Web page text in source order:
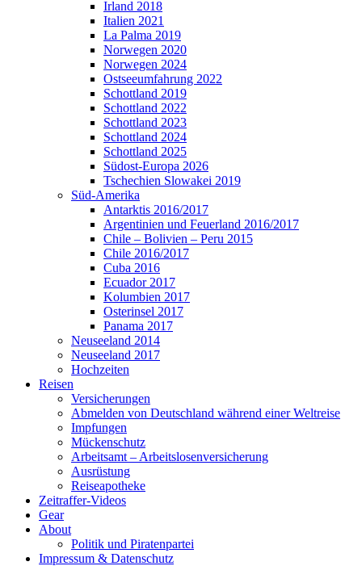
Irland 2018
Italien 2021
La Palma 2019
Norwegen 2020
Norwegen 2024
Ostseeumfahrung 2022
Schottland 2019
Schottland 2022
Schottland 2023
Schottland 2024
Schottland 2025
Südost-Europa 2026
Tschechien Slowakei 2019
Süd-Amerika
Antarktis 2016/2017
Argentinien und Feuerland 2016/2017
Chile – Bolivien – Peru 2015
Chile 2016/2017
Cuba 2016
Ecuador 2017
Kolumbien 2017
Osterinsel 2017
Panama 2017
Neuseeland 2014
Neuseeland 2017
Hochzeiten
Reisen
Versicherungen
Abmelden von Deutschland während einer Weltreise
Impfungen
Mückenschutz
Arbeitsamt – Arbeitslosenversicherung
Ausrüstung
Reiseapotheke
Zeitraffer-Videos
Gear
About
Politik und Piratenpartei
Impressum & Datenschutz